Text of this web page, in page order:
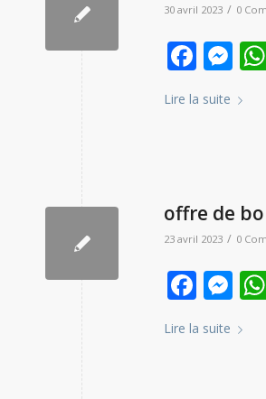
30 avril 2023 / 0
Lire la suite
offre de
23 avril 2023 / 0
Lire la suite